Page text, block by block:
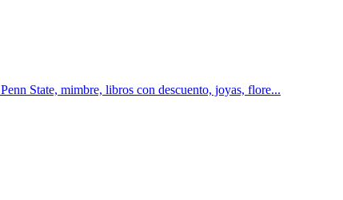
State, mimbre, libros con descuento, joyas, flore...